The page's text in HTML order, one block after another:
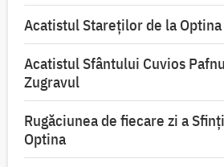
Acatistul Stareţilor de la Optina
Acatistul Sfântului Cuvios
Zugravul
Rugăciunea de fiecare zi a
Optina